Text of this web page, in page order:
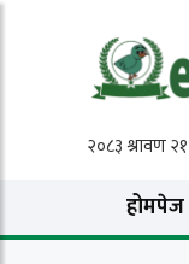
होमपेज